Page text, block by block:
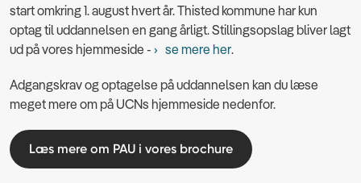
start omkring 1. august hvert år. Thisted kommune har kun
optag til uddannelsen en gang årligt. Stillingsopslag bliver lagt
ud på vores hjemmeside -
se mere her.
Adgangskrav og optagelse på uddannelsen kan du læse
meget mere om på UCNs hjemmeside nedenfor.
Læs mere om PAU i vores brochure